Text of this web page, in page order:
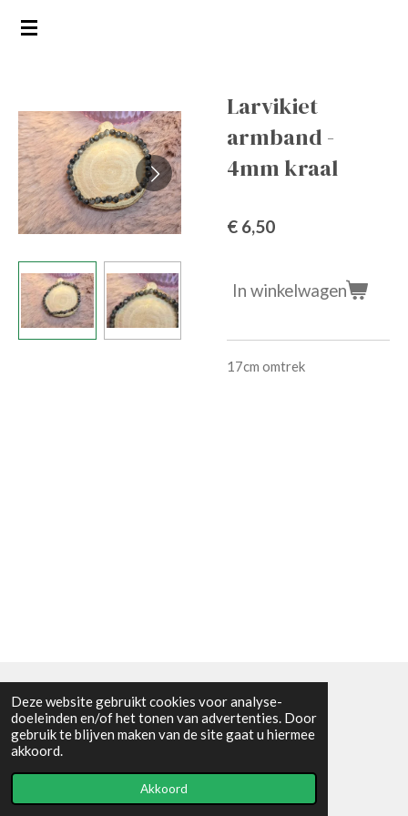
Deze website gebruikt cookies voor analyse-
doeleinden en/of het tonen van advertenties. Door
gebruik te blijven maken van de site gaat u hiermee
akkoord.
Akkoord
Ga
hoofdinhoud
Larvikiet
armband -
4mm kraal
€ 6,50
In winkelwagen
17cm omtrek
Algemene voorwaarden
© 2021 - RC en mineralenshop Het vlinderpad